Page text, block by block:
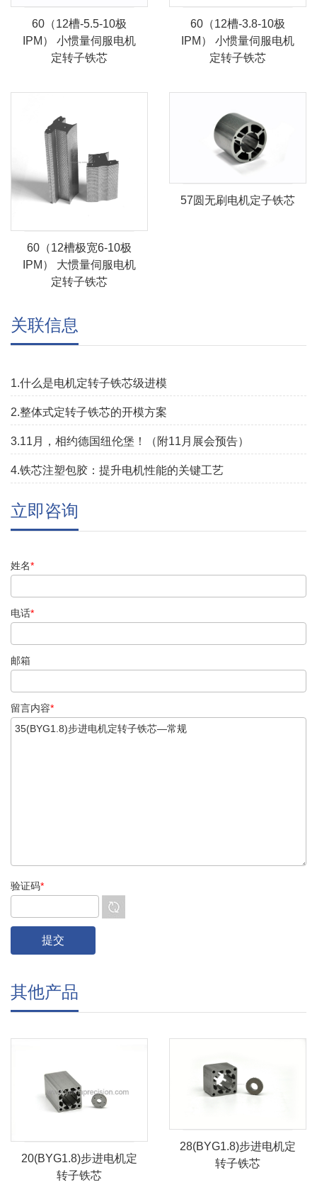
60（12槽-5.5-10极
IPM） 小惯量伺服电机
定转子铁芯
60（12槽-3.8-10极
IPM） 小惯量伺服电机
定转子铁芯
60（12槽极宽6-10极
IPM） 大惯量伺服电机
定转子铁芯
57圆无刷电机定子铁芯
关联信息
1.什么是电机定转子铁芯级进模
2.整体式定转子铁芯的开模方案
3.11月，相约德国纽伦堡！（附11月展会预告）
4.铁芯注塑包胶：提升电机性能的关键工艺
立即咨询
姓名*
电话*
邮箱
留言内容*
验证码*
其他产品
20(BYG1.8)步进电机定
转子铁芯
28(BYG1.8)步进电机定
转子铁芯